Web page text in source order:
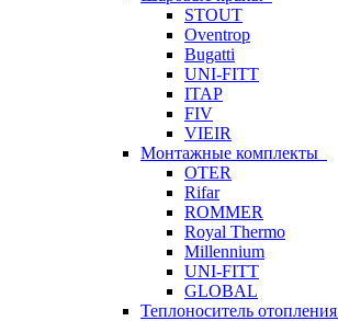
STOUT
Oventrop
Bugatti
UNI-FITT
ITAP
FIV
VIEIR
Монтажные комплекты
OTER
Rifar
ROMMER
Royal Thermo
Millennium
UNI-FITT
GLOBAL
Теплоноситель отопления